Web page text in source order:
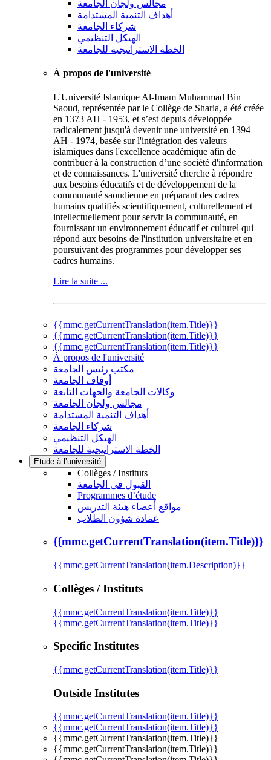
مجالس ولجان الجامعة
أهداف التنمية المستدامة
شركاء الجامعة
الهيكل التنظيمي
الخطة الاستراتيجية للجامعة
À propos de l'université
L'Université Islamique Al-Imam Muhammad Bin
Saoud, représentée par le Collège de Sharia, a été créée
en 1373 AH - 1953, et s’est depuis développée
radicalement jusqu'à devenir une université en 1394
AH - 1974, basée sur l'intégration des valeurs
islamiques dans l'excellence académique afin de
contribuer à la construction d’une société d'information
et de connaissances. L'université cherche à répondre
aux besoins éducatifs et de développement de la
communauté saoudienne en préparant des cadres
humains qualifiés scientifiquement, culturellement et
intellectuellement pour servir la communauté, en
fournissant un environnement éducatif et culturel qui
répond aux besoins de l'institution universitaire et en
poursuivant des programmes pour développer ses
cadres humains.
Lire la suite ...
{{mmc.getCurrentTranslation(item.Title)}}
{{mmc.getCurrentTranslation(item.Title)}}
{{mmc.getCurrentTranslation(item.Title)}}
À propos de l'université
مكتب رئيس الجامعة
أوقاف الجامعة
وكالات الجامعة والجهات التابعة
مجالس ولجان الجامعة
أهداف التنمية المستدامة
شركاء الجامعة
الهيكل التنظيمي
الخطة الاستراتيجية للجامعة
Etude à l’université
Collèges / Instituts
القبول في الجامعة
Programmes d’étude
مواقع أعضاء هيئة التدريس
عمادة شؤون الطلاب
{{mmc.getCurrentTranslation(item.Title)}}
{{mmc.getCurrentTranslation(item.Description)}}
Collèges / Instituts
{{mmc.getCurrentTranslation(item.Title)}}
{{mmc.getCurrentTranslation(item.Title)}}
Specific Institutes
{{mmc.getCurrentTranslation(item.Title)}}
Outside Institutes
{{mmc.getCurrentTranslation(item.Title)}}
{{mmc.getCurrentTranslation(item.Title)}}
{{mmc.getCurrentTranslation(item.Title)}}
{{mmc.getCurrentTranslation(item.Title)}}